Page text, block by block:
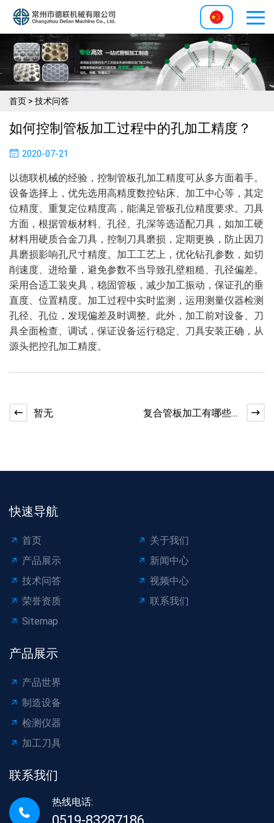
首页 > 技术问答
如何控制管板加工过程中的孔加工精度？
2020-07-21
以德联机械的经验，控制管板孔加工精度可从多方面着手。
设备选择上，优先选用高精度数控钻床、加工中心等，其定
位精度、重复定位精度高，能满足管板孔位精度要求。刀具
方面，根据管板材料、孔径、孔深等选适配刀具，如加工硬
材料用硬质合金刀具，控制刀具磨损，定期更换，防止因刀
具磨损影响孔尺寸精度。加工工艺上，优化钻孔参数，如切
削速度、进给量，避免参数不当导致孔壁粗糙、孔径偏差。
采用合适工装夹具，稳固管板，减少加工振动，保证孔的垂
直度、位置精度。加工过程中实时监测，运用测量仪器检测
孔径、孔位，发现偏差及时调整。此外，加工前对设备、刀
具全面检查、调试，保证设备运行稳定、刀具安装正确，从
源头把控孔加工精度。
暂无
复合管板加工有哪些
快速导航
首页
关于我们
产品展示
新闻中心
技术问答
视频中心
荣誉资质
联系我们
Sitemap
产品展示
产品世界
制造设备
检测仪器
加工刀具
联系我们
热线电话: